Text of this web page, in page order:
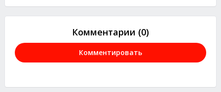
Комментарии (0)
Комментировать